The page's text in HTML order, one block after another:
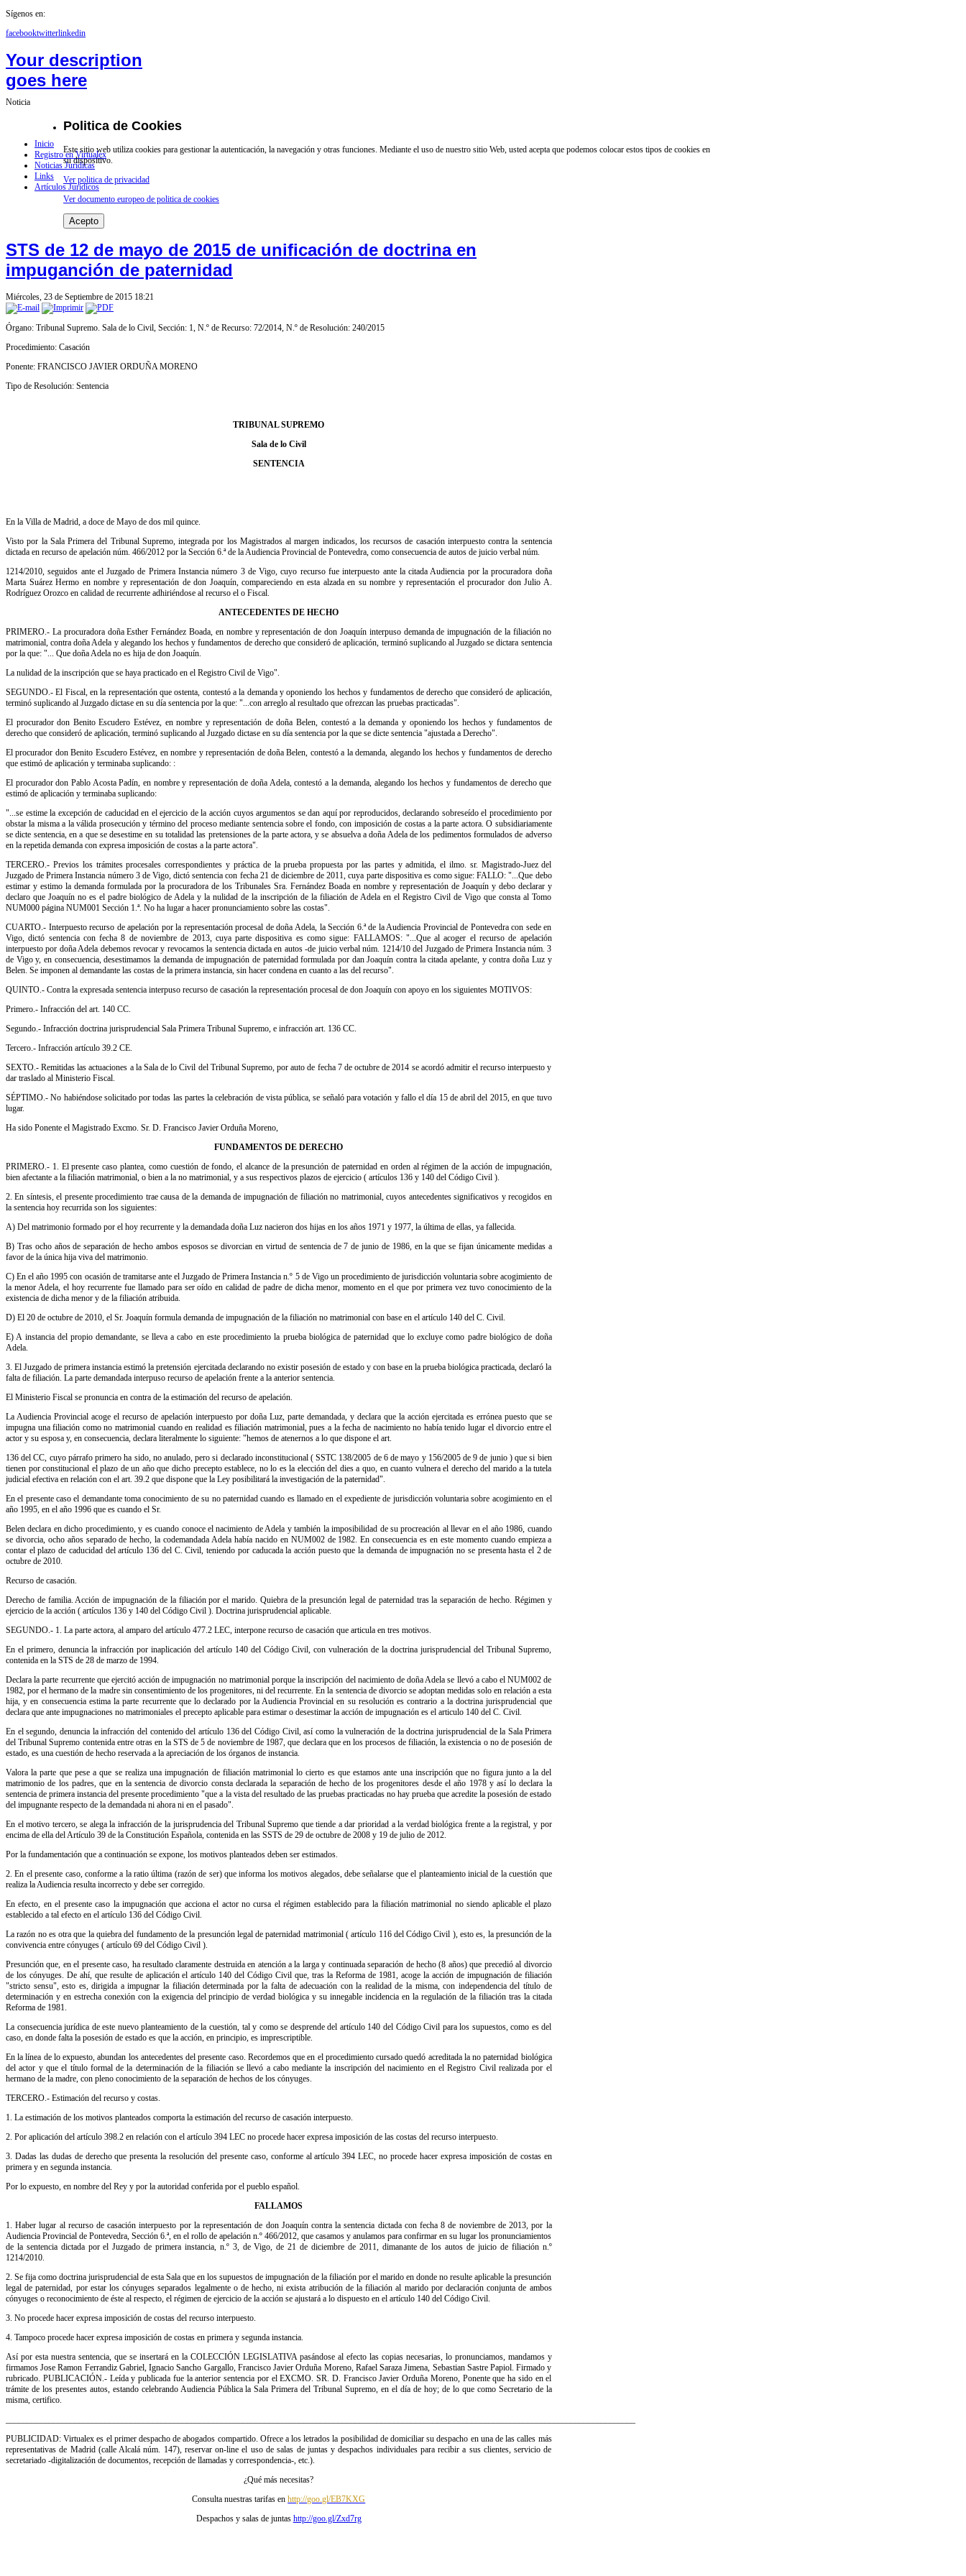
Sígenos en:
facebooktwitterlinkedin
Your description
goes here
Inicio
Registro en Virtualex
Noticias Jurídicas
Links
Artículos Jurídicos
Noticia
Politica de Cookies
Este sitio web utiliza cookies para gestionar la autenticación, la navegación y otras funciones. Mediante el uso de nuestro sitio Web, usted acepta que podemos colocar estos tipos de cookies en
su dispositivo.
Ver politica de privacidad
Ver documento europeo de politica de cookies
Acepto
STS de 12 de mayo de 2015 de unificación de doctrina en
impuganción de paternidad
Miércoles, 23 de Septiembre de 2015 18:21
Órgano: Tribunal Supremo. Sala de lo Civil, Sección: 1, N.º de Recurso: 72/2014, N.º de Resolución: 240/2015
Procedimiento: Casación
Ponente: FRANCISCO JAVIER ORDUÑA MORENO
Tipo de Resolución: Sentencia
TRIBUNAL SUPREMO
Sala de lo Civil
SENTENCIA
En la Villa de Madrid, a doce de Mayo de dos mil quince.
Visto por la Sala Primera del Tribunal Supremo, integrada por los Magistrados al margen indicados, los recursos de casación interpuesto contra la sentencia
dictada en recurso de apelación núm. 466/2012 por la Sección 6.ª de la Audiencia Provincial de Pontevedra, como consecuencia de autos de juicio verbal núm.
1214/2010, seguidos ante el Juzgado de Primera Instancia número 3 de Vigo, cuyo recurso fue interpuesto ante la citada Audiencia por la procuradora doña
Marta Suárez Hermo en nombre y representación de don Joaquín, compareciendo en esta alzada en su nombre y representación el procurador don Julio A.
Rodríguez Orozco en calidad de recurrente adhiriéndose al recurso el o Fiscal.
ANTECEDENTES DE HECHO
PRIMERO.- La procuradora doña Esther Fernández Boada, en nombre y representación de don Joaquín interpuso demanda de impugnación de la filiación no
matrimonial, contra doña Adela y alegando los hechos y fundamentos de derecho que consideró de aplicación, terminó suplicando al Juzgado se dictara sentencia
por la que: "... Que doña Adela no es hija de don Joaquín.
La nulidad de la inscripción que se haya practicado en el Registro Civil de Vigo".
SEGUNDO.- El Fiscal, en la representación que ostenta, contestó a la demanda y oponiendo los hechos y fundamentos de derecho que consideró de aplicación,
terminó suplicando al Juzgado dictase en su día sentencia por la que: "...con arreglo al resultado que ofrezcan las pruebas practicadas".
El procurador don Benito Escudero Estévez, en nombre y representación de doña Belen, contestó a la demanda y oponiendo los hechos y fundamentos de
derecho que consideró de aplicación, terminó suplicando al Juzgado dictase en su día sentencia por la que se dicte sentencia "ajustada a Derecho".
El procurador don Benito Escudero Estévez, en nombre y representación de doña Belen, contestó a la demanda, alegando los hechos y fundamentos de derecho
que estimó de aplicación y terminaba suplicando: :
El procurador don Pablo Acosta Padín, en nombre y representación de doña Adela, contestó a la demanda, alegando los hechos y fundamentos de derecho que
estimó de aplicación y terminaba suplicando:
"...se estime la excepción de caducidad en el ejercicio de la acción cuyos argumentos se dan aquí por reproducidos, declarando sobreseído el procedimiento por
obstar la misma a la válida prosecución y término del proceso mediante sentencia sobre el fondo, con imposición de costas a la parte actora. O subsidiariamente
se dicte sentencia, en a que se desestime en su totalidad las pretensiones de la parte actora, y se absuelva a doña Adela de los pedimentos formulados de adverso
en la repetida demanda con expresa imposición de costas a la parte actora".
TERCERO.- Previos los trámites procesales correspondientes y práctica de la prueba propuesta por las partes y admitida, el ilmo. sr. Magistrado-Juez del
Juzgado de Primera Instancia número 3 de Vigo, dictó sentencia con fecha 21 de diciembre de 2011, cuya parte dispositiva es como sigue: FALLO: "...Que debo
estimar y estimo la demanda formulada por la procuradora de los Tribunales Sra. Fernández Boada en nombre y representación de Joaquín y debo declarar y
declaro que Joaquín no es el padre biológico de Adela y la nulidad de la inscripción de la filiación de Adela en el Registro Civil de Vigo que consta al Tomo
NUM000 página NUM001 Sección 1.ª. No ha lugar a hacer pronunciamiento sobre las costas".
CUARTO.- Interpuesto recurso de apelación por la representación procesal de doña Adela, la Sección 6.ª de la Audiencia Provincial de Pontevedra con sede en
Vigo, dictó sentencia con fecha 8 de noviembre de 2013, cuya parte dispositiva es como sigue: FALLAMOS: "...Que al acoger el recurso de apelación
interpuesto por doña Adela debemos revocar y revocamos la sentencia dictada en autos -de juicio verbal núm. 1214/10 del Juzgado de Primera Instancia núm. 3
de Vigo y, en consecuencia, desestimamos la demanda de impugnación de paternidad formulada por dan Joaquín contra la citada apelante, y contra doña Luz y
Belen. Se imponen al demandante las costas de la primera instancia, sin hacer condena en cuanto a las del recurso".
QUINTO.- Contra la expresada sentencia interpuso recurso de casación la representación procesal de don Joaquín con apoyo en los siguientes MOTIVOS:
Primero.- Infracción del art. 140 CC.
Segundo.- Infracción doctrina jurisprudencial Sala Primera Tribunal Supremo, e infracción art. 136 CC.
Tercero.- Infracción artículo 39.2 CE.
SEXTO.- Remitidas las actuaciones a la Sala de lo Civil del Tribunal Supremo, por auto de fecha 7 de octubre de 2014 se acordó admitir el recurso interpuesto y
dar traslado al Ministerio Fiscal.
SÉPTIMO.- No habiéndose solicitado por todas las partes la celebración de vista pública, se señaló para votación y fallo el día 15 de abril del 2015, en que tuvo
lugar.
Ha sido Ponente el Magistrado Excmo. Sr. D. Francisco Javier Orduña Moreno,
FUNDAMENTOS DE DERECHO
PRIMERO.- 1. El presente caso plantea, como cuestión de fondo, el alcance de la presunción de paternidad en orden al régimen de la acción de impugnación,
bien afectante a la filiación matrimonial, o bien a la no matrimonial, y a sus respectivos plazos de ejercicio ( artículos 136 y 140 del Código Civil ).
2. En síntesis, el presente procedimiento trae causa de la demanda de impugnación de filiación no matrimonial, cuyos antecedentes significativos y recogidos en
la sentencia hoy recurrida son los siguientes:
A) Del matrimonio formado por el hoy recurrente y la demandada doña Luz nacieron dos hijas en los años 1971 y 1977, la última de ellas, ya fallecida.
B) Tras ocho años de separación de hecho ambos esposos se divorcian en virtud de sentencia de 7 de junio de 1986, en la que se fijan únicamente medidas a
favor de la única hija viva del matrimonio.
C) En el año 1995 con ocasión de tramitarse ante el Juzgado de Primera Instancia n.º 5 de Vigo un procedimiento de jurisdicción voluntaria sobre acogimiento de
la menor Adela, el hoy recurrente fue llamado para ser oído en calidad de padre de dicha menor, momento en el que por primera vez tuvo conocimiento de la
existencia de dicha menor y de la filiación atribuida.
D) El 20 de octubre de 2010, el Sr. Joaquín formula demanda de impugnación de la filiación no matrimonial con base en el artículo 140 del C. Civil.
E) A instancia del propio demandante, se lleva a cabo en este procedimiento la prueba biológica de paternidad que lo excluye como padre biológico de doña
Adela.
3. El Juzgado de primera instancia estimó la pretensión ejercitada declarando no existir posesión de estado y con base en la prueba biológica practicada, declaró la
falta de filiación. La parte demandada interpuso recurso de apelación frente a la anterior sentencia.
El Ministerio Fiscal se pronuncia en contra de la estimación del recurso de apelación.
La Audiencia Provincial acoge el recurso de apelación interpuesto por doña Luz, parte demandada, y declara que la acción ejercitada es errónea puesto que se
impugna una filiación como no matrimonial cuando en realidad es filiación matrimonial, pues a la fecha de nacimiento no había tenido lugar el divorcio entre el
actor y su esposa y, en consecuencia, declara literalmente lo siguiente: "hemos de atenernos a lo que dispone el art.
136 del CC, cuyo párrafo primero ha sido, no anulado, pero si declarado inconstitucional ( SSTC 138/2005 de 6 de mayo y 156/2005 de 9 de junio ) que si bien
tienen por constitucional el plazo de un año que dicho precepto establece, no lo es la elección del dies a quo, en cuanto vulnera el derecho del marido a la tutela
judicial efectiva en relación con el art. 39.2 que dispone que la Ley posibilitará la investigación de la paternidad".
En el presente caso el demandante toma conocimiento de su no paternidad cuando es llamado en el expediente de jurisdicción voluntaria sobre acogimiento en el
año 1995, en el año 1996 que es cuando el Sr.
Belen declara en dicho procedimiento, y es cuando conoce el nacimiento de Adela y también la imposibilidad de su procreación al llevar en el año 1986, cuando
se divorcia, ocho años separado de hecho, la codemandada Adela había nacido en NUM002 de 1982. En consecuencia es en este momento cuando empieza a
contar el plazo de caducidad del artículo 136 del C. Civil, teniendo por caducada la acción puesto que la demanda de impugnación no se presenta hasta el 2 de
octubre de 2010.
Recurso de casación.
Derecho de familia. Acción de impugnación de la filiación por el marido. Quiebra de la presunción legal de paternidad tras la separación de hecho. Régimen y
ejercicio de la acción ( artículos 136 y 140 del Código Civil ). Doctrina jurisprudencial aplicable.
SEGUNDO.- 1. La parte actora, al amparo del artículo 477.2 LEC, interpone recurso de casación que articula en tres motivos.
En el primero, denuncia la infracción por inaplicación del artículo 140 del Código Civil, con vulneración de la doctrina jurisprudencial del Tribunal Supremo,
contenida en la STS de 28 de marzo de 1994.
Declara la parte recurrente que ejercitó acción de impugnación no matrimonial porque la inscripción del nacimiento de doña Adela se llevó a cabo el NUM002 de
1982, por el hermano de la madre sin consentimiento de los progenitores, ni del recurrente. En la sentencia de divorcio se adoptan medidas solo en relación a esta
hija, y en consecuencia estima la parte recurrente que lo declarado por la Audiencia Provincial en su resolución es contrario a la doctrina jurisprudencial que
declara que ante impugnaciones no matrimoniales el precepto aplicable para estimar o desestimar la acción de impugnación es el articulo 140 del C. Civil.
En el segundo, denuncia la infracción del contenido del artículo 136 del Código Civil, así como la vulneración de la doctrina jurisprudencial de la Sala Primera
del Tribunal Supremo contenida entre otras en la STS de 5 de noviembre de 1987, que declara que en los procesos de filiación, la existencia o no de posesión de
estado, es una cuestión de hecho reservada a la apreciación de los órganos de instancia.
Valora la parte que pese a que se realiza una impugnación de filiación matrimonial lo cierto es que estamos ante una inscripción que no figura junto a la del
matrimonio de los padres, que en la sentencia de divorcio consta declarada la separación de hecho de los progenitores desde el año 1978 y así lo declara la
sentencia de primera instancia del presente procedimiento "que a la vista del resultado de las pruebas practicadas no hay prueba que acredite la posesión de estado
del impugnante respecto de la demandada ni ahora ni en el pasado".
En el motivo tercero, se alega la infracción de la jurisprudencia del Tribunal Supremo que tiende a dar prioridad a la verdad biológica frente a la registral, y por
encima de ella del Artículo 39 de la Constitución Española, contenida en las SSTS de 29 de octubre de 2008 y 19 de julio de 2012.
Por la fundamentación que a continuación se expone, los motivos planteados deben ser estimados.
2. En el presente caso, conforme a la ratio última (razón de ser) que informa los motivos alegados, debe señalarse que el planteamiento inicial de la cuestión que
realiza la Audiencia resulta incorrecto y debe ser corregido.
En efecto, en el presente caso la impugnación que acciona el actor no cursa el régimen establecido para la filiación matrimonial no siendo aplicable el plazo
establecido a tal efecto en el artículo 136 del Código Civil.
La razón no es otra que la quiebra del fundamento de la presunción legal de paternidad matrimonial ( artículo 116 del Código Civil ), esto es, la presunción de la
convivencia entre cónyuges ( artículo 69 del Código Civil ).
Presunción que, en el presente caso, ha resultado claramente destruida en atención a la larga y continuada separación de hecho (8 años) que precedió al divorcio
de los cónyuges. De ahí, que resulte de aplicación el artículo 140 del Código Civil que, tras la Reforma de 1981, acoge la acción de impugnación de filiación
"stricto sensu", esto es, dirigida a impugnar la filiación determinada por la falta de adecuación con la realidad de la misma, con independencia del título de
determinación y en estrecha conexión con la exigencia del principio de verdad biológica y su innegable incidencia en la regulación de la filiación tras la citada
Reforma de 1981.
La consecuencia jurídica de este nuevo planteamiento de la cuestión, tal y como se desprende del artículo 140 del Código Civil para los supuestos, como es del
caso, en donde falta la posesión de estado es que la acción, en principio, es imprescriptible.
En la línea de lo expuesto, abundan los antecedentes del presente caso. Recordemos que en el procedimiento cursado quedó acreditada la no paternidad biológica
del actor y que el título formal de la determinación de la filiación se llevó a cabo mediante la inscripción del nacimiento en el Registro Civil realizada por el
hermano de la madre, con pleno conocimiento de la separación de hechos de los cónyuges.
TERCERO.- Estimación del recurso y costas.
1. La estimación de los motivos planteados comporta la estimación del recurso de casación interpuesto.
2. Por aplicación del artículo 398.2 en relación con el artículo 394 LEC no procede hacer expresa imposición de las costas del recurso interpuesto.
3. Dadas las dudas de derecho que presenta la resolución del presente caso, conforme al artículo 394 LEC, no procede hacer expresa imposición de costas en
primera y en segunda instancia.
Por lo expuesto, en nombre del Rey y por la autoridad conferida por el pueblo español.
FALLAMOS
1. Haber lugar al recurso de casación interpuesto por la representación de don Joaquín contra la sentencia dictada con fecha 8 de noviembre de 2013, por la
Audiencia Provincial de Pontevedra, Sección 6.ª, en el rollo de apelación n.º 466/2012, que casamos y anulamos para confirmar en su lugar los pronunciamientos
de la sentencia dictada por el Juzgado de primera instancia, n.º 3, de Vigo, de 21 de diciembre de 2011, dimanante de los autos de juicio de filiación n.º
1214/2010.
2. Se fija como doctrina jurisprudencial de esta Sala que en los supuestos de impugnación de la filiación por el marido en donde no resulte aplicable la presunción
legal de paternidad, por estar los cónyuges separados legalmente o de hecho, ni exista atribución de la filiación al marido por declaración conjunta de ambos
cónyuges o reconocimiento de éste al respecto, el régimen de ejercicio de la acción se ajustará a lo dispuesto en el artículo 140 del Código Civil.
3. No procede hacer expresa imposición de costas del recurso interpuesto.
4. Tampoco procede hacer expresa imposición de costas en primera y segunda instancia.
Así por esta nuestra sentencia, que se insertará en la COLECCIÓN LEGISLATIVA pasándose al efecto las copias necesarias, lo pronunciamos, mandamos y
firmamos Jose Ramon Ferrandiz Gabriel, Ignacio Sancho Gargallo, Francisco Javier Orduña Moreno, Rafael Saraza Jimena, Sebastian Sastre Papiol. Firmado y
rubricado. PUBLICACIÓN.- Leída y publicada fue la anterior sentencia por el EXCMO. SR. D. Francisco Javier Orduña Moreno, Ponente que ha sido en el
trámite de los presentes autos, estando celebrando Audiencia Pública la Sala Primera del Tribunal Supremo, en el día de hoy; de lo que como Secretario de la
misma, certifico.
PUBLICIDAD: Virtualex es el primer despacho de abogados compartido. Ofrece a los letrados la posibilidad de domiciliar su despacho en una de las calles más
representativas de Madrid (calle Alcalá núm. 147), reservar on-line el uso de salas de juntas y despachos individuales para recibir a sus clientes, servicio de
secretariado -digitalización de documentos, recepción de llamadas y correspondencia-, etc.).
¿Qué más necesitas?
Consulta nuestras tarifas enhttp://goo.gl/EB7KXG
Despachos y salas de juntas http://goo.gl/Zxd7rg